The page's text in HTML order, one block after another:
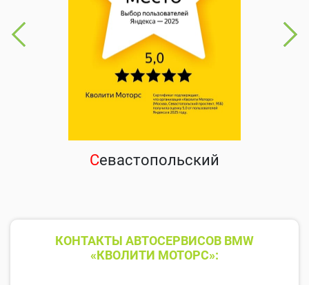
Севастопольский
КОНТАКТЫ АВТОСЕРВИСОВ BMW
«КВОЛИТИ МОТОРС»: